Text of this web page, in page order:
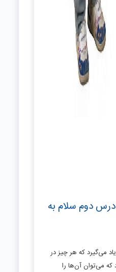
درس دوم سلام به
می‌گیرد که هر چیز در
که می‌توان آن‌ها را